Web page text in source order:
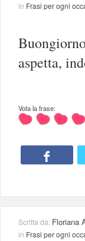
in Frasi per ogni
aspetta,
Vota la frase:
Scritta da: Floriana
in Frasi per ogni